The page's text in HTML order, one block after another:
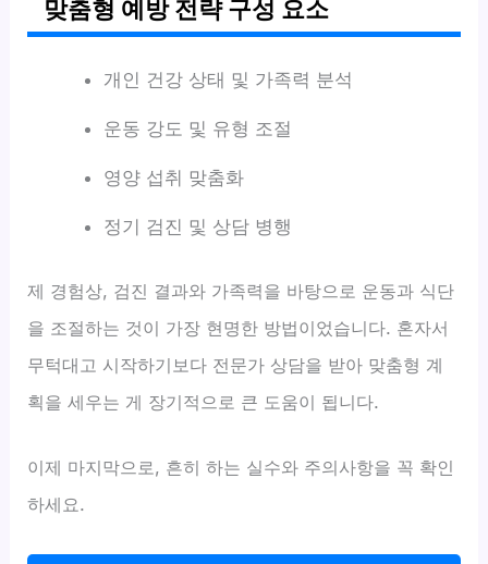
맞춤형 예방 전략 구성 요소
개인 건강 상태 및 가족력 분석
운동 강도 및 유형 조절
영양 섭취 맞춤화
정기 검진 및 상담 병행
제 경험상, 검진 결과와 가족력을 바탕으로 운동과 식단
을 조절하는 것이 가장 현명한 방법이었습니다. 혼자서
무턱대고 시작하기보다 전문가 상담을 받아 맞춤형 계
획을 세우는 게 장기적으로 큰 도움이 됩니다.
이제 마지막으로, 흔히 하는 실수와 주의사항을 꼭 확인
하세요.